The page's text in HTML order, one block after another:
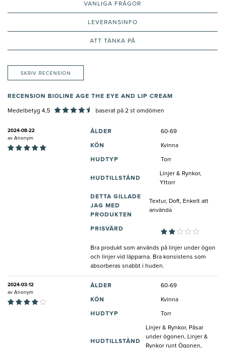
VANLIGA FRÅGOR
LEVERANSINFO
ATT TÄNKA PÅ
SKRIV RECENSION
RECENSION BIOLINE AGE THE EYE AND LIP CREAM
Medelbetyg 4,5 baserat på 2 st omdömen
2024-08-22
av Anonym
ÅLDER 60-69
KÖN Kvinna
HUDTYP Torr
HUDTILLSTÅND
Linjer & Rynkor,
Yttorr
DETTA GILLADE
JAG MED
PRODUKTEN
Textur, Doft, Enkelt att
använda
PRISVÄRD
Bra produkt som används på linjer under ögon
och linjer vid läpparna. Bra konsistens som
absorberas snabbt i huden.
2024-03-12
av Anonym
ÅLDER 60-69
KÖN Kvinna
HUDTYP Torr
HUDTILLSTÅND
Linjer & Rynkor, Påsar
under ögonen, Linjer &
Rynkor runt Ögonen,